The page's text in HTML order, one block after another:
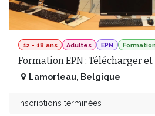
12 - 18 ans Adultes EPN
Formation EPN : Télécharger
Lamorteau, Belgique
Inscriptions terminées